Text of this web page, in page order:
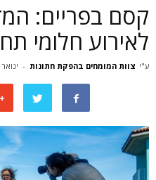
קסם בפריים:
לאירוע חלומי
ע"י צוות המומחים בהפקת חתונות - ינואר 18, 2026